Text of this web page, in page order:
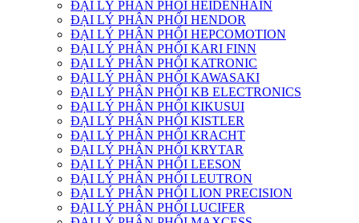
ĐẠI LÝ PHÂN PHỐI HEIDENHAIN
ĐẠI LÝ PHÂN PHỐI HENDOR
ĐẠI LÝ PHÂN PHỐI HEPCOMOTION
ĐẠI LÝ PHÂN PHỐI KARI FINN
ĐẠI LÝ PHÂN PHỐI KATRONIC
ĐẠI LÝ PHÂN PHỐI KAWASAKI
ĐẠI LÝ PHÂN PHỐI KB ELECTRONICS
ĐẠI LÝ PHÂN PHỐI KIKUSUI
ĐẠI LÝ PHÂN PHỐI KISTLER
ĐẠI LÝ PHÂN PHỐI KRACHT
ĐẠI LÝ PHÂN PHỐI KRYTAR
ĐẠI LÝ PHÂN PHỐI LEESON
ĐẠI LÝ PHÂN PHỐI LEUTRON
ĐẠI LÝ PHÂN PHỐI LION PRECISION
ĐẠI LÝ PHÂN PHỐI LUCIFER